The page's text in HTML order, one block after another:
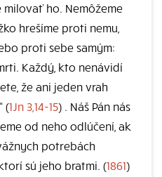
ho. Nemôžeme
hrešíme proti nemu,
proti sebe samým:
Každý, kto nenávidí
že ani jeden vrah
(1Jn 3,14-15) . Náš Pán nás
od neho odlúčení, ak
potrebách
sú jeho bratmi. (1861)